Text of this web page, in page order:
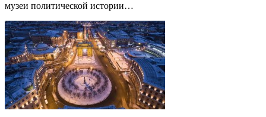
музеи политической истории…